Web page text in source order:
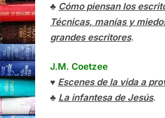
♣ Cómo piensan los
Técnicas, manías y
grandes escritores.
J.M. Coetzee
♥ Escenes de la vida a
♣ La infantesa de Jesús.